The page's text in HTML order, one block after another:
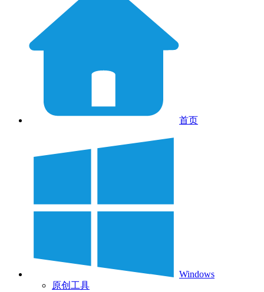
首页
Windows
原创工具